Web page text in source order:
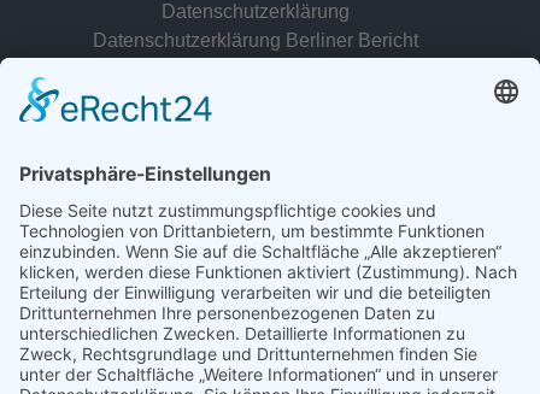
Datenschutzerklärung
Datenschutzerklärung Berliner Bericht
© 2022 - 2026 Dr. Christina Baum. Alle Rechte vorbehalten.